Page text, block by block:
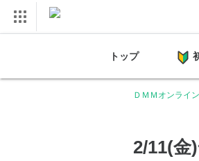
トップ
ＤＭＭオンライ
2/11(金